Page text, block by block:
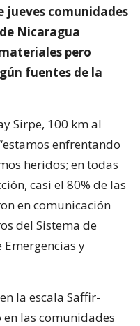
jueves comunidades
Nicaragua
pero
fuentes de la
Sirpe, 100 km al
enfrentando
heridos; en todas
casi el 80% de las
en comunicación
del Sistema de
y
la escala Saffir-
las comunidades